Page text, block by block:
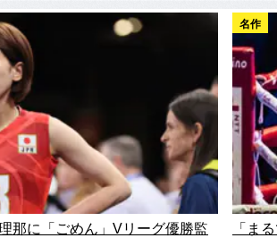
那に「ごめん」Vリーグ優勝監
名作
「ま